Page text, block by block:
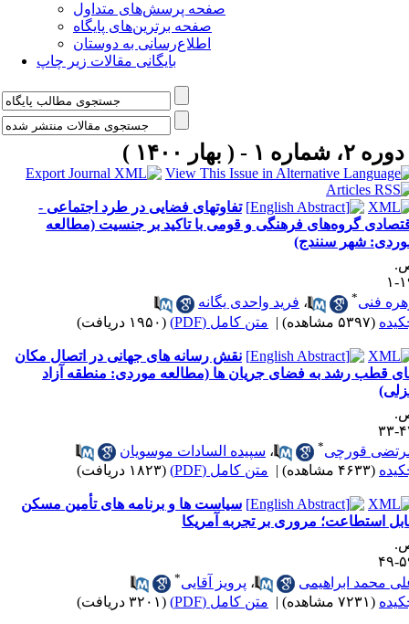
صفحه پرسش‌های متداول
صفحه برترین‌های پایگاه
اطلاع‌رسانی به دوستان
بایگانی مقالات زیر چاپ
دوره ۲، شماره ۱ - ( بهار ۱۴۰۰ )
تفاوتهای فضایی در طرد اجتماعی -
گروه‌های فرهنگی و قومی با تاکید بر جنسیت (مطالعه
شهر سنندج)
۱
فنی* ، فرید واحدی یگانه
(۵۳۹۷ مشاهده) | متن کامل (PDF) (۱۹۵۰ دریافت)
نقش رسانه های جهانی در اتصال مکان
قطب رشد به فضای جریان ها (مطالعه موردی: منطقه آزاد
۳۳
قورچی* ، سپیده السادات موسویان
(۴۶۳۳ مشاهده) | متن کامل (PDF) (۱۸۲۳ دریافت)
سیاست ها و برنامه های تأمین مسکن
استطاعت؛ مروری بر تجربه آمریکا
۴۹
محمد ابراهیمی
، پرویز آقایی*
(۷۲۳۱ مشاهده) | متن کامل (PDF) (۳۲۰۱ دریافت)